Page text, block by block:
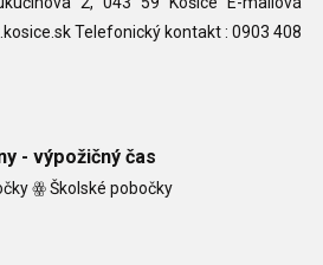
Telefonický kontakt : 0903 408
- výpožičný čas
ꙮ Školské pobočky